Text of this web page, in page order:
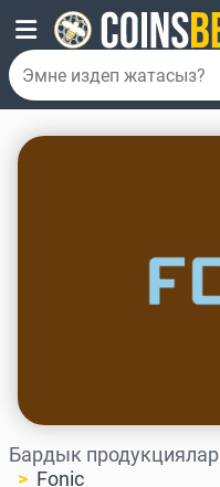
Бардык продукциялар
Fonic